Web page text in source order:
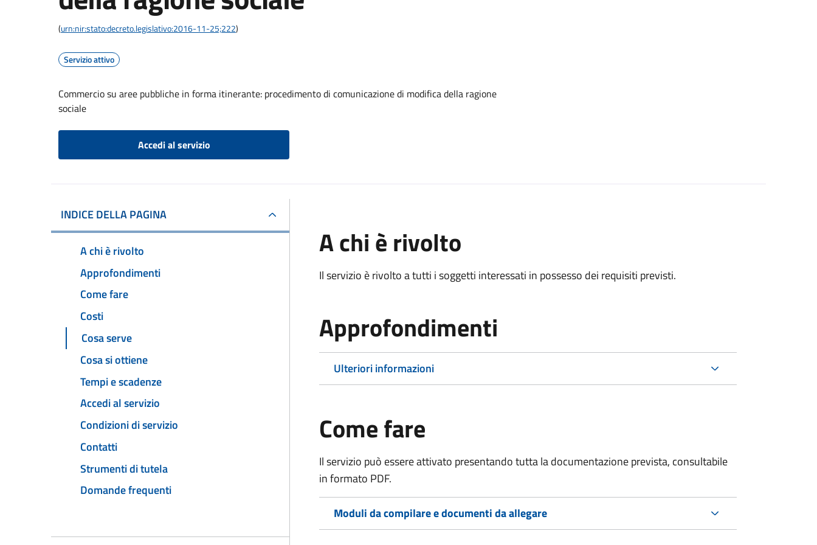
(urn:nir:stato:decreto.legislativo:2016-11-25;222)
Servizio attivo
Commercio su aree pubbliche in forma itinerante: procedimento di comunicazione di modifica della ragione
sociale
Accedi al servizio
INDICE DELLA PAGINA
A chi è rivolto
Approfondimenti
Come fare
Costi
Cosa serve
Cosa si ottiene
Tempi e scadenze
Accedi al servizio
Condizioni di servizio
Contatti
Strumenti di tutela
Domande frequenti
A chi è rivolto
Il servizio è rivolto a tutti i soggetti interessati in possesso dei requisiti previsti.
Approfondimenti
Ulteriori informazioni
Come fare
Il servizio può essere attivato presentando tutta la documentazione prevista, consultabile
in formato PDF.
Moduli da compilare e documenti da allegare